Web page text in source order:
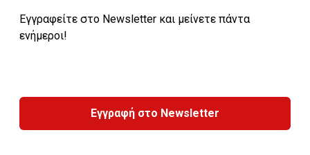
Εγγραφείτε στο Newsletter και μείνετε πάντα
ενήμεροι!
Εγγραφή στο Newsletter